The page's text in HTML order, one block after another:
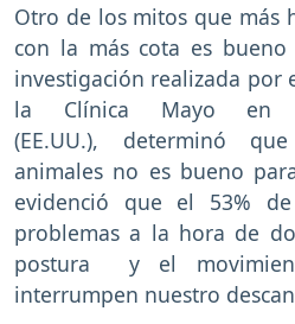
Otro de los mitos que más
con la más cota es
investigación realizada por
la Clínica Mayo en
(EE.UU.), determinó
animales no es bueno
evidenció que el 53%
problemas a la hora de
postura y el
interrumpen nuestro